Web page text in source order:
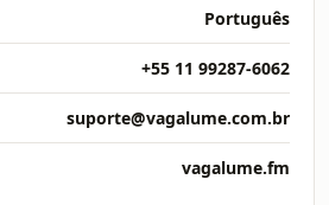
Português
+55 11 99287-6062
suporte@vagalume.com.br
vagalume.fm